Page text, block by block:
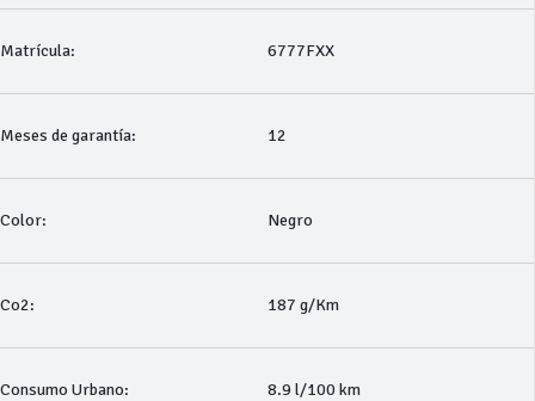
Matrícula: 6777FXX
Meses de garantía: 12
Color: Negro
Co2: 187 g/Km
Consumo Urbano: 8.9 l/100 km